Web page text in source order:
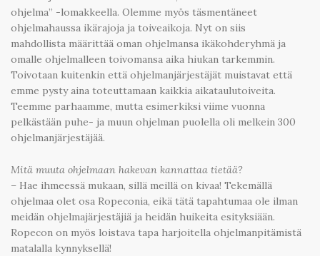
ohjelma” -lomakkeella. Olemme myös täsmentäneet
ohjelmahaussa ikärajoja ja toiveaikoja. Nyt on siis
mahdollista määrittää oman ohjelmansa ikäkohderyhmä ja
omalle ohjelmalleen toivomansa aika hiukan tarkemmin.
Toivotaan kuitenkin että ohjelmanjärjestäjät muistavat että
emme pysty aina toteuttamaan kaikkia aikataulutoiveita.
Teemme parhaamme, mutta esimerkiksi viime vuonna
pelkästään puhe- ja muun ohjelman puolella oli melkein 300
ohjelmanjärjestäjää.
Mitä muuta ohjelmaan hakevan kannattaa tietää?
– Hae ihmeessä mukaan, sillä meillä on kivaa! Tekemällä
ohjelmaa olet osa Ropeconia, eikä tätä tapahtumaa ole ilman
meidän ohjelmajärjestäjiä ja heidän huikeita esityksiään.
Ropecon on myös loistava tapa harjoitella ohjelmanpitämistä
matalalla kynnyksellä!